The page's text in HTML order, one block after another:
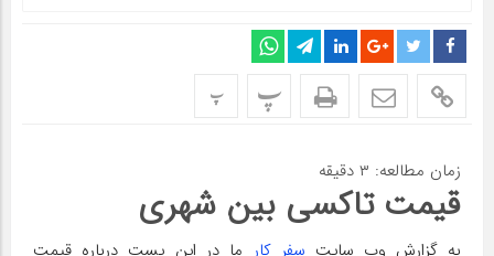
پ پ
زمان مطالعه: ۳ دقیقه
قیمت تاکسی بین شهری